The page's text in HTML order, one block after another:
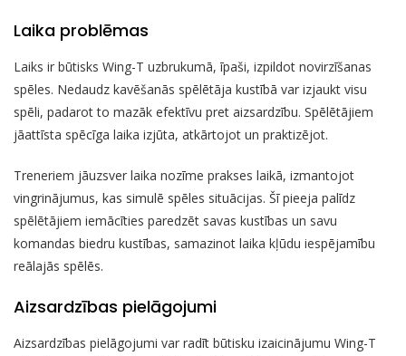
Laika problēmas
Laiks ir būtisks Wing-T uzbrukumā, īpaši, izpildot novirzīšanas
spēles. Nedaudz kavēšanās spēlētāja kustībā var izjaukt visu
spēli, padarot to mazāk efektīvu pret aizsardzību. Spēlētājiem
jāattīsta spēcīga laika izjūta, atkārtojot un praktizējot.
Treneriem jāuzsver laika nozīme prakses laikā, izmantojot
vingrinājumus, kas simulē spēles situācijas. Šī pieeja palīdz
spēlētājiem iemācīties paredzēt savas kustības un savu
komandas biedru kustības, samazinot laika kļūdu iespējamību
reālajās spēlēs.
Aizsardzības pielāgojumi
Aizsardzības pielāgojumi var radīt būtisku izaicinājumu Wing-T